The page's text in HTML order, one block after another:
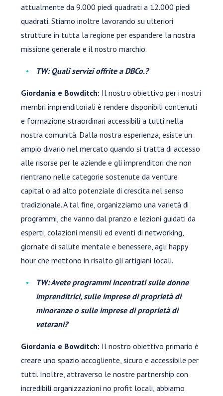
attualmente da 9.000 piedi quadrati a 12.000 piedi
quadrati. Stiamo inoltre lavorando su ulteriori
strutture in tutta la regione per espandere la nostra
missione generale e il nostro marchio.
TW: Quali servizi offrite a DBCo.?
Giordania e Bowditch: Il nostro obiettivo per i nostri
membri imprenditoriali è rendere disponibili contenuti
e formazione straordinari accessibili a tutti nella
nostra comunità. Dalla nostra esperienza, esiste un
ampio divario nel mercato quando si tratta di accesso
alle risorse per le aziende e gli imprenditori che non
rientrano nelle categorie sostenute da venture
capital o ad alto potenziale di crescita nel senso
tradizionale. A tal fine, organizziamo una varietà di
programmi, che vanno dal pranzo e lezioni guidati da
esperti, colazioni mensili ed eventi di networking,
giornate di salute mentale e benessere, agli happy
hour che mettono in risalto gli artigiani locali.
TW: Avete programmi incentrati sulle donne
imprenditrici, sulle imprese di proprietà di
minoranze o sulle imprese di proprietà di
veterani?
Giordania e Bowditch: Il nostro obiettivo primario è
creare uno spazio accogliente, sicuro e accessibile per
tutti. Inoltre, attraverso le nostre partnership con
incredibili organizzazioni no profit locali, abbiamo